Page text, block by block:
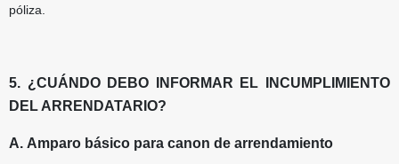
póliza.
5. ¿CUÁNDO DEBO INFORMAR EL INCUMPLIMIENTO
DEL ARRENDATARIO?
A. Amparo básico para canon de arrendamiento